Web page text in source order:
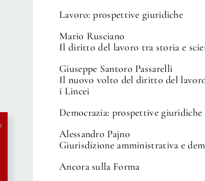
Lavoro: prospettive giuridiche
Mario Rusciano
Il diritto del lavoro tra storia e
Giuseppe Santoro Passarelli
Il nuovo volto del diritto del
i Lincei
Democrazia: prospettive giuridiche
Alessandro Pajno
Giurisdizione amministrativa e
Ancora sulla Forma